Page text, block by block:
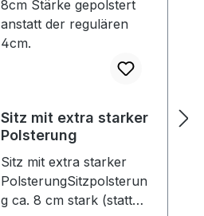
Sitz mit extra starker
Polsterung
Sitz mit extra starker
PolsterungSitzpolsterun
g ca. 8 cm stark (statt